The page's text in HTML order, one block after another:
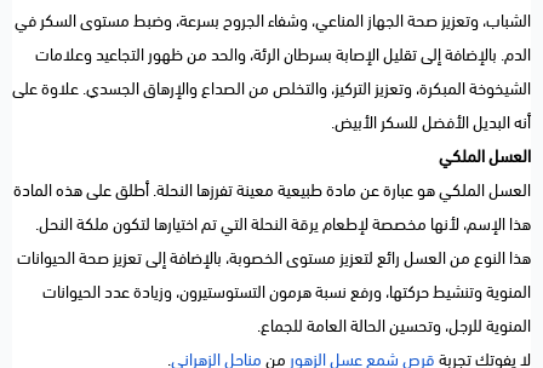
الشباب، وتعزيز صحة الجهاز المناعي، وشفاء الجروح بسرعة، وضبط مستوى السكر في
الدم. بالإضافة إلى تقليل الإصابة بسرطان الرئة، والحد من ظهور التجاعيد وعلامات
الشيخوخة المبكرة، وتعزيز التركيز، والتخلص من الصداع والإرهاق الجسدي. علاوة على
أنه البديل الأفضل للسكر الأبيض.
العسل الملكي
العسل الملكي هو عبارة عن مادة طبيعية معينة تفرزها النحلة. أطلق على هذه المادة
هذا الإسم، لأنها مخصصة لإطعام يرقة النحلة التي تم اختيارها لتكون ملكة النحل.
هذا النوع من العسل رائع لتعزيز مستوى الخصوبة، بالإضافة إلى تعزيز صحة الحيوانات
المنوية وتنشيط حركتها، ورفع نسبة هرمون التستوستيرون، وزيادة عدد الحيوانات
المنوية للرجل، وتحسين الحالة العامة للجماع.
لا يفوتك تجربةقرص شمع عسل الزهور منمناحل الزهراني.